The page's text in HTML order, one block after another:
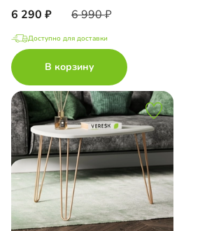
6 290 6 990
Доступно для доставки
В корзину